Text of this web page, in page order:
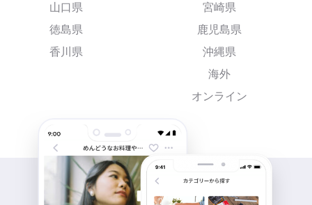
山口県
徳島県
香川県
宮崎県
鹿児島県
沖縄県
海外
オンライン